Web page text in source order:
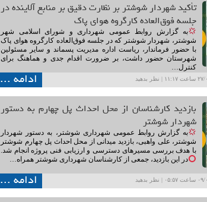
بازدید کارشناسان از محل احداث پل چهارم به دستور
شهردار شوشتر
به گزارش روابط عمومی شهرداری شوشتر، به دستور شهردار
شوشتر، علی واهبی، بازدید میدانی از محل احداث پل چهارم شوشتر
با هدف بررسی مسیرهای دسترسی و ارزیابی فنی پروژه انجام شد.
در این بازدید، جمعی از کارشناسان شهرداری شوشتر همراه…
نظر بدهید ادامه ...
تأکید شهردار شوشتر بر نظارت دقیق بر منابع آلاینده در
جلسه فوق‌العاده کارگروه هوای پاک
به گزارش روابط عمومی شهرداری و شورای اسلامی شهر
شوشتر، شهردار شوشتر که در جلسه فوق‌العاده کارگروه هوای پاک
با حضور فرماندار، ریاست اداره مدیریت پسماند و سایر مسئولین
شهرستان حضور داشت، بر ضرورت اقدام جدی و هماهنگ برای
کنترل…
نظر بدهید ادامه ...